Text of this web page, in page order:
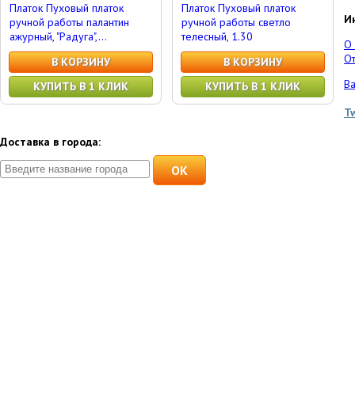
Платок Пуховый платок
ручной работы палантин
ажурный, "Радуга",...
В КОРЗИНУ
КУПИТЬ В 1 КЛИК
Платок Пуховый платок
ручной работы светло
телесный, 1.30
В КОРЗИНУ
КУПИТЬ В 1 КЛИК
О
Доставка в города:
OK